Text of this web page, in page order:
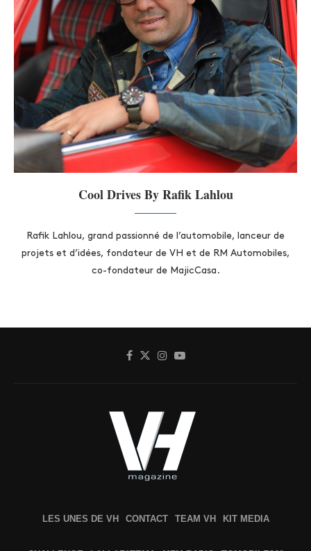
Cool Drives By Rafik Lahlou
Rafik Lahlou, grand passionné de l’automobile, lanceur de
projets et d’idées, fondateur de VH et de RM Automobiles,
co-fondateur de MajicCasa.
LES UNES DE VH CONTACT TEAM VH KIT MEDIA